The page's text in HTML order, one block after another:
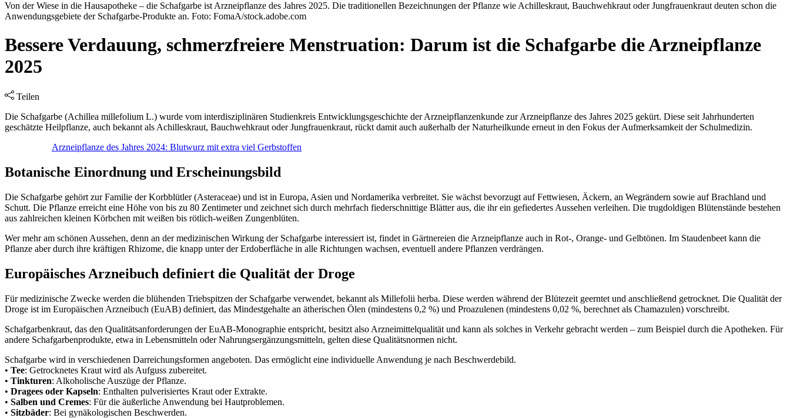
Von der Wiese in die Hausapotheke – die Schafgarbe ist Arzneipflanze des Jahres 2025. Die traditionellen Bezeichnungen der Pflanze wie Achilleskraut, Bauchwehkraut oder Jungfrauenkraut deuten schon die
Anwendungsgebiete der Schafgarbe-Produkte an. Foto: FomaA/stock.adobe.com
Bessere Verdauung, schmerzfreiere Menstruation: Darum ist die Schafgarbe die Arzneipflanze
2025
Teilen
Die Schafgarbe (Achillea millefolium L.) wurde vom interdisziplinären Studienkreis Entwicklungsgeschichte der Arzneipflanzenkunde zur Arzneipflanze des Jahres 2025 gekürt. Diese seit Jahrhunderten
geschätzte Heilpflanze, auch bekannt als Achilleskraut, Bauchwehkraut oder Jungfrauenkraut, rückt damit auch außerhalb der Naturheilkunde erneut in den Fokus der Aufmerksamkeit der Schulmedizin.
Arzneipflanze des Jahres 2024: Blutwurz mit extra viel Gerbstoffen
Botanische Einordnung und Erscheinungsbild
Die Schafgarbe gehört zur Familie der Korbblütler (Asteraceae) und ist in Europa, Asien und Nordamerika verbreitet. Sie wächst bevorzugt auf Fettwiesen, Äckern, an Wegrändern sowie auf Brachland und
Schutt. Die Pflanze erreicht eine Höhe von bis zu 80 Zentimeter und zeichnet sich durch mehrfach fiederschnittige Blätter aus, die ihr ein gefiedertes Aussehen verleihen. Die trugdoldigen Blütenstände bestehen
aus zahlreichen kleinen Körbchen mit weißen bis rötlich-weißen Zungenblüten.
Wer mehr am schönen Aussehen, denn an der medizinischen Wirkung der Schafgarbe interessiert ist, findet in Gärtnereien die Arzneipflanze auch in Rot-, Orange- und Gelbtönen. Im Staudenbeet kann die
Pflanze aber durch ihre kräftigen Rhizome, die knapp unter der Erdoberfläche in alle Richtungen wachsen, eventuell andere Pflanzen verdrängen.
Europäisches Arzneibuch definiert die Qualität der Droge
Für medizinische Zwecke werden die blühenden Triebspitzen der Schafgarbe verwendet, bekannt als Millefolii herba. Diese werden während der Blütezeit geerntet und anschließend getrocknet. Die Qualität der
Droge ist im Europäischen Arzneibuch (EuAB) definiert, das Mindestgehalte an ätherischen Ölen (mindestens 0,2 %) und Proazulenen (mindestens 0,02 %, berechnet als Chamazulen) vorschreibt.
Schafgarbenkraut, das den Qualitätsanforderungen der EuAB-Monographie entspricht, besitzt also Arzneimittelqualität und kann als solches in Verkehr gebracht werden – zum Beispiel durch die Apotheken. Für
andere Schafgarbenprodukte, etwa in Lebensmitteln oder Nahrungsergänzungsmitteln, gelten diese Qualitätsnormen nicht.
Schafgarbe wird in verschiedenen Darreichungsformen angeboten. Das ermöglicht eine individuelle Anwendung je nach Beschwerdebild.
• Tee: Getrocknetes Kraut wird als Aufguss zubereitet.
• Tinkturen: Alkoholische Auszüge der Pflanze.
• Dragees oder Kapseln: Enthalten pulverisiertes Kraut oder Extrakte.
• Salben und Cremes: Für die äußerliche Anwendung bei Hautproblemen.
• Sitzbäder: Bei gynäkologischen Beschwerden.